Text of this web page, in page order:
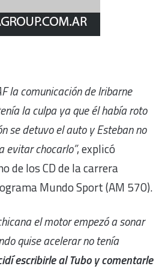
la comunicación de Iribarne
la culpa ya que él había roto
se detuvo el auto y Esteban no
evitar chocarlo”, explicó
de los CD de la carrera
Mundo Sport (AM 570).
el motor empezó a sonar
quise acelerar no tenía
escribirle al Tubo y comentarle